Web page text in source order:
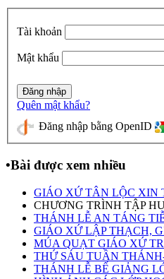
Tài khoản
Mật khẩu
Quên mật khẩu?
Đăng nhập bằng OpenID
•Bài được xem nhiều
GIÁO XỨ TÂN LỘC XIN
CHƯƠNG TRÌNH TẬP
THÁNH LỄ AN TÁNG
GIÁO XỨ LẬP THẠCH,
MÚA QUẠT GIÁO XỨ
THỨ SÁU TUẦN
THÁNH LỄ BẾ GIẢNG